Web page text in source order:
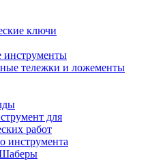
ключи
инструменты
тележки и ложементы
для
работ
инструмента